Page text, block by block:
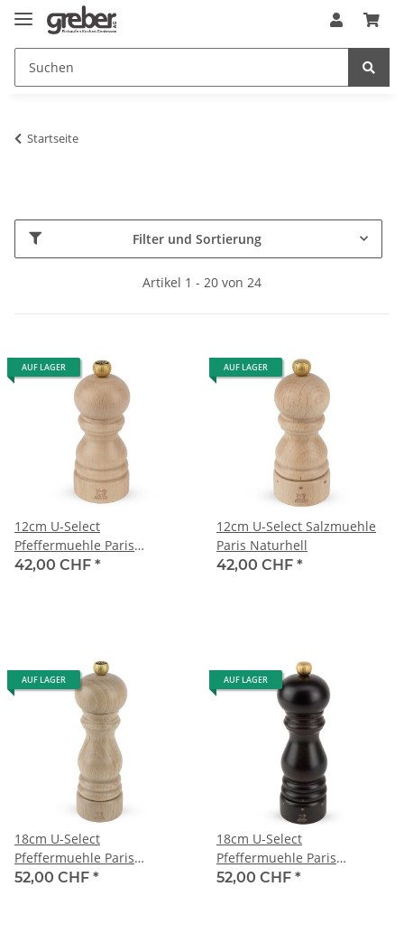
Startseite
Filter und Sortierung
Artikel 1 - 20 von 24
AUF LAGER
12cm U-Select
Pfeffermuehle Paris
Naturhell
42,00 CHF *
AUF LAGER
12cm U-Select Salzmuehle
Paris Naturhell
42,00 CHF *
AUF LAGER
18cm U-Select
Pfeffermuehle Paris
Naturhell
52,00 CHF *
AUF LAGER
18cm U-Select
Pfeffermuehle Paris
Schokolade
52,00 CHF *